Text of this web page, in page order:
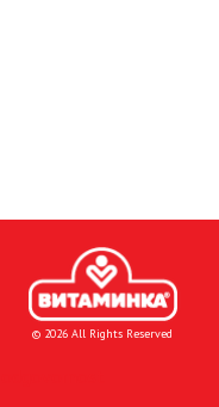
© 2026 All Rights Reserved